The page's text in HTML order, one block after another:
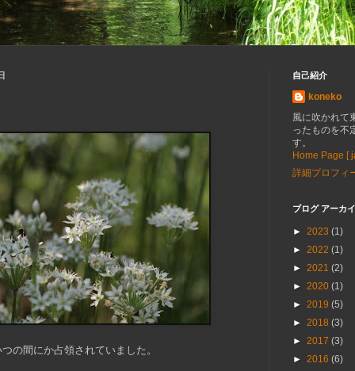
の間にか占領されていました。
自己紹介
koneko
風に吹かれて
ったものを不
す。
Home Page [
詳細プロフィ
ブログ アーカ
► 2023 (1)
► 2022 (1)
► 2021 (2)
► 2020 (1)
► 2019 (5)
► 2018 (3)
► 2017 (3)
► 2016 (6)